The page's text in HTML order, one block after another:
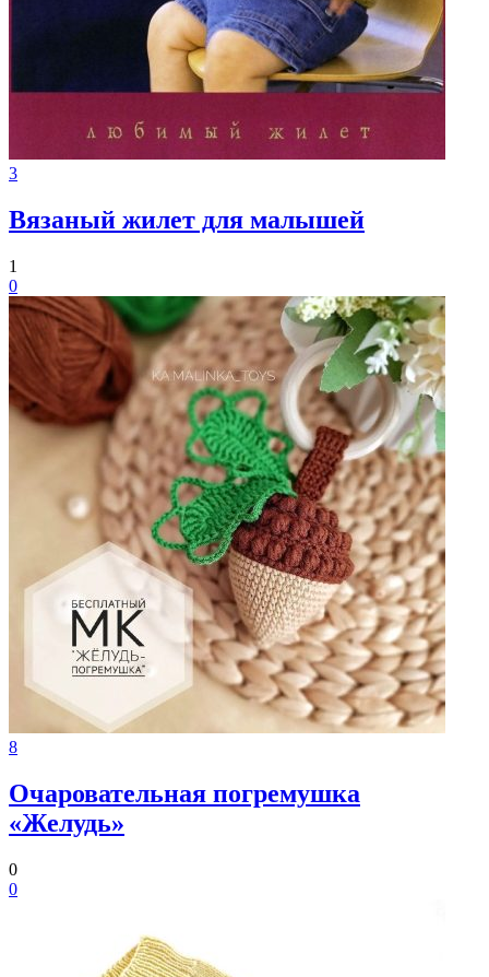
3
Вязаный жилет для малышей
1
0
8
Очаровательная погремушка
«Желудь»
0
0